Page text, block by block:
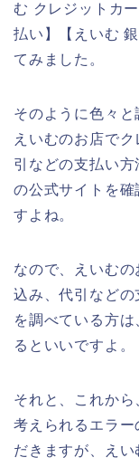
む クレジットカ
払い】【えいむ
てみました。
そのように色々と
えいむのお店で
引などの支払い
の公式サイトを
すよね。
なので、えいむ
込み、代引など
を調べている方
るといいですよ。
それと、これか
考えられるエラ
だきますが、え